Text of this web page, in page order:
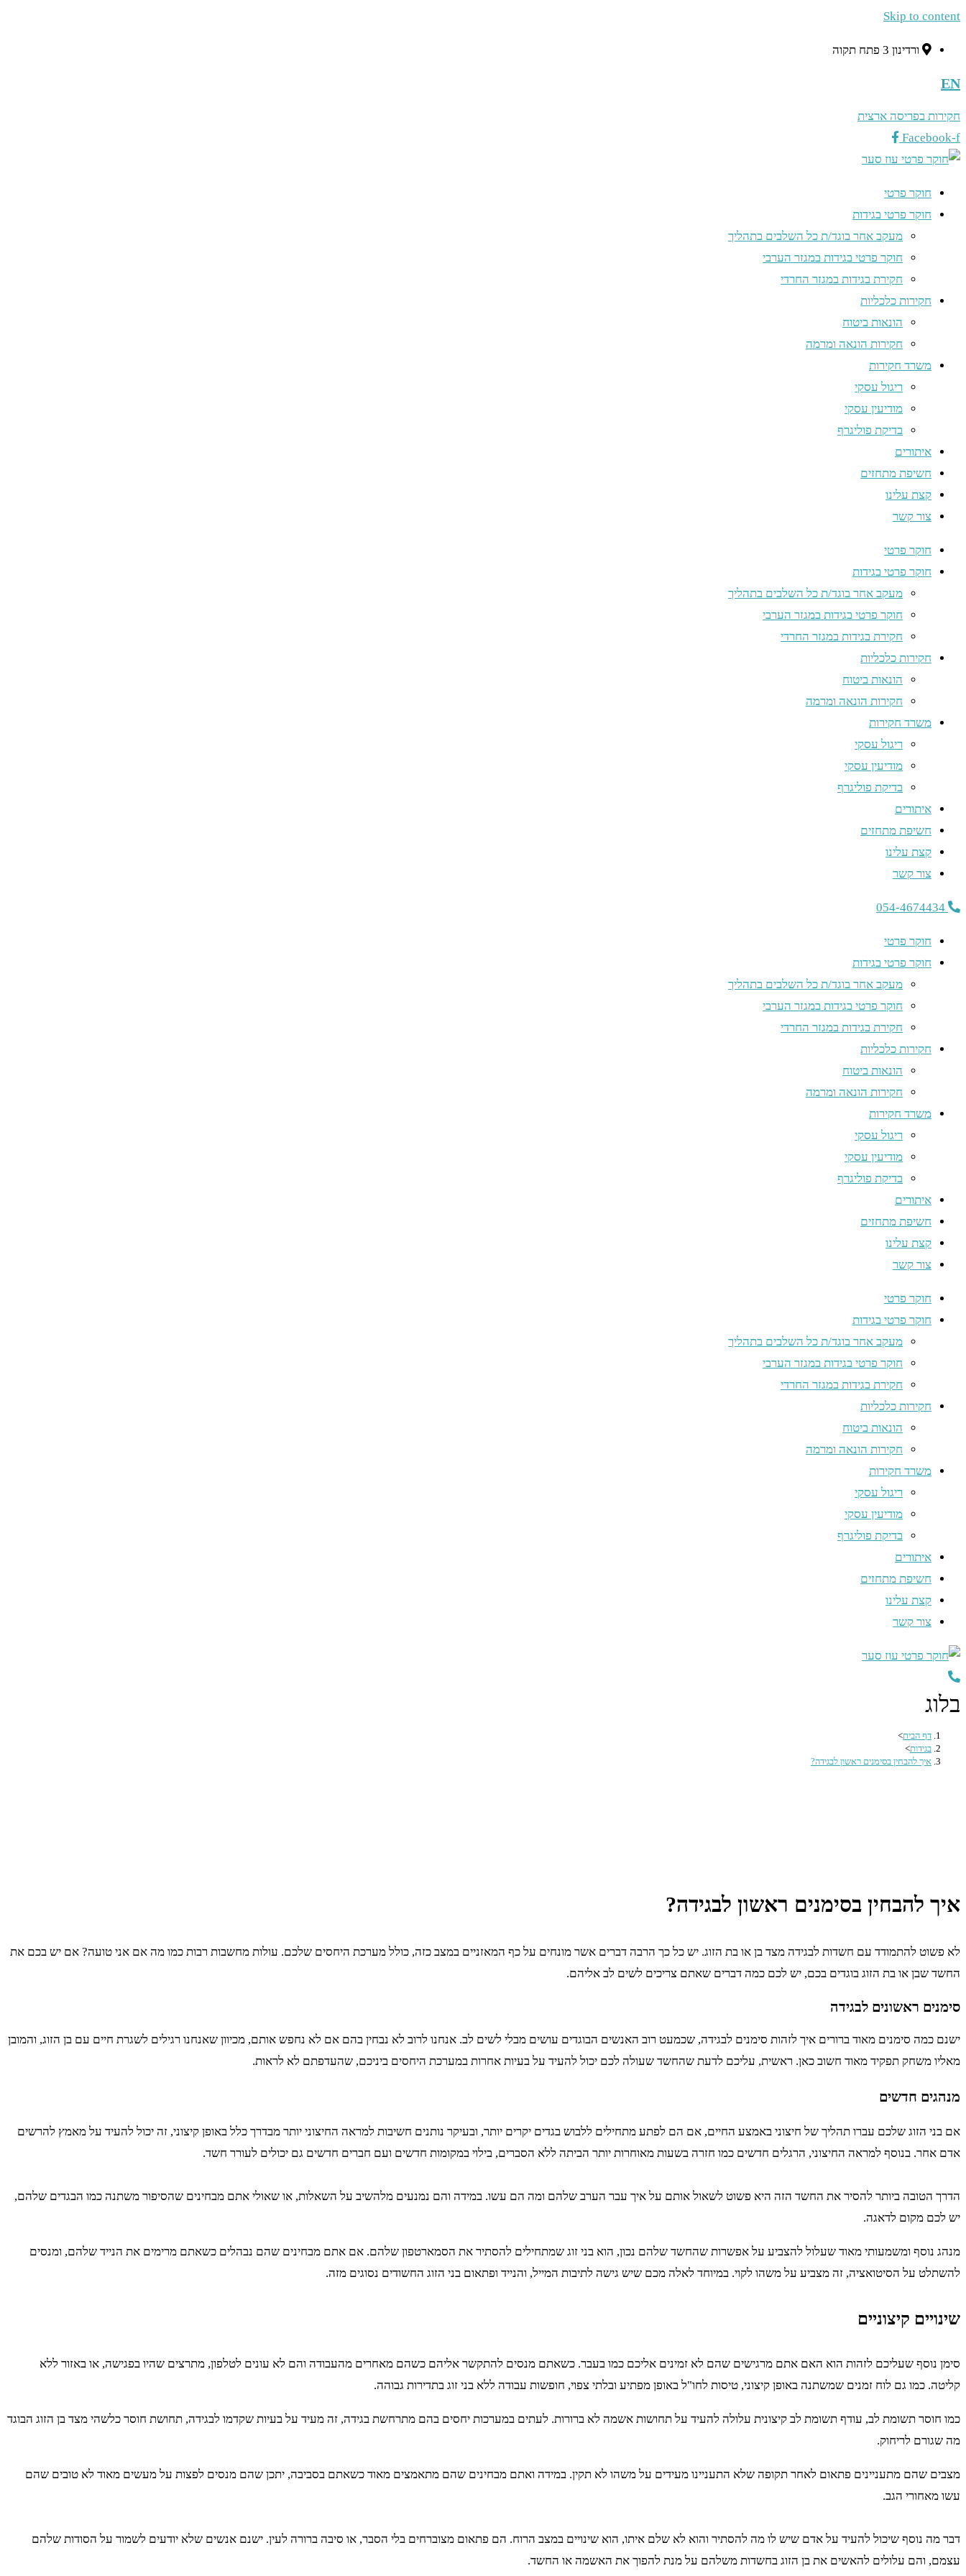
Skip to content
ורדינון 3 פתח תקוה
EN
חקירות בפריסה ארצית
Facebook-f
חוקר פרטי
חוקר פרטי בגידות
מעקב אחר בוגד/ת כל השלבים בתהליך
חוקר פרטי בגידות במגזר הערבי
חקירת בגידות במגזר החרדי
חקירות כלכליות
הונאות ביטוח
חקירות הונאה ומרמה
משרד חקירות
ריגול עסקי
מודיעין עסקי
בדיקת פוליגרף
איתורים
חשיפת מתחזים
קצת עלינו
צור קשר
חוקר פרטי
חוקר פרטי בגידות
מעקב אחר בוגד/ת כל השלבים בתהליך
חוקר פרטי בגידות במגזר הערבי
חקירת בגידות במגזר החרדי
חקירות כלכליות
הונאות ביטוח
חקירות הונאה ומרמה
משרד חקירות
ריגול עסקי
מודיעין עסקי
בדיקת פוליגרף
איתורים
חשיפת מתחזים
קצת עלינו
צור קשר
054-4674434
חוקר פרטי
חוקר פרטי בגידות
מעקב אחר בוגד/ת כל השלבים בתהליך
חוקר פרטי בגידות במגזר הערבי
חקירת בגידות במגזר החרדי
חקירות כלכליות
הונאות ביטוח
חקירות הונאה ומרמה
משרד חקירות
ריגול עסקי
מודיעין עסקי
בדיקת פוליגרף
איתורים
חשיפת מתחזים
קצת עלינו
צור קשר
חוקר פרטי
חוקר פרטי בגידות
מעקב אחר בוגד/ת כל השלבים בתהליך
חוקר פרטי בגידות במגזר הערבי
חקירת בגידות במגזר החרדי
חקירות כלכליות
הונאות ביטוח
חקירות הונאה ומרמה
משרד חקירות
ריגול עסקי
מודיעין עסקי
בדיקת פוליגרף
איתורים
חשיפת מתחזים
קצת עלינו
צור קשר
בלוג
דף הבית>
בגידות>
איך להבחין בסימנים ראשון לבגידה?
איך להבחין בסימנים ראשון לבגידה?
לא פשוט להתמודד עם חשדות לבגידה מצד בן או בת הזוג. יש כל כך הרבה דברים אשר מונחים על כף המאזניים במצב כזה, כולל מערכת היחסים שלכם. עולות מחשבות רבות כמו מה אם אני טועה? אם יש בכם את
החשד שבן או בת הזוג בוגדים בכם, יש לכם כמה דברים שאתם צריכים לשים לב אליהם.
סימנים ראשונים לבגידה
ישנם כמה סימנים מאוד ברורים איך לזהות סימנים לבגידה, שכמעט רוב האנשים הבוגדים עושים מבלי לשים לב. אנחנו לרוב לא נבחין בהם אם לא נחפש אותם, מכיוון שאנחנו רגילים לשגרת חיים עם בן הזוג, והמובן
מאליו משחק תפקיד מאוד חשוב כאן. ראשית, עליכם לדעת שהחשד שעולה לכם יכול להעיד על בעיות אחרות במערכת היחסים ביניכם, שהעדפתם לא לראות.
מנהגים חדשים
אם בני הזוג שלכם עברו תהליך של חיצוני באמצע החיים, אם הם לפתע מתחילים ללבוש בגדים יקרים יותר, ובעיקר נותנים חשיבות למראה החיצוני יותר מבדרך כלל באופן קיצוני, זה יכול להעיד על מאמץ להרשים
אדם אחר. בנוסף למראה החיצוני, הרגלים חדשים כמו חזרה בשעות מאוחרות יותר הביתה ללא הסברים, בילוי במקומות חדשים ועם חברים חדשים גם יכולים לעורר חשד.
הדרך הטובה ביותר להסיר את החשד הזה היא פשוט לשאול אותם על איך עבר הערב שלהם ומה הם עשו. במידה והם נמנעים מלהשיב על השאלות, או שאולי אתם מבחינים שהסיפור משתנה כמו הבגדים שלהם,
יש לכם מקום לדאגה.
מנהג נוסף ומשמעותי מאוד שעלול להצביע על אפשרות שהחשד שלהם נכון, הוא בני זוג שמתחילים להסתיר את הסמארטפון שלהם. אם אתם מבחינים שהם נבהלים כשאתם מרימים את הנייד שלהם, ומנסים
להשתלט על הסיטואציה, זה מצביע על משהו לקוי. במיוחד לאלה מכם שיש גישה לתיבות המייל, והנייד ופתאום בני הזוג החשודים נסוגים מזה.
שינויים קיצוניים
סימן נוסף שעליכם לזהות הוא האם אתם מרגישים שהם לא זמינים אליכם כמו בעבר. כשאתם מנסים להתקשר אליהם כשהם מאחרים מהעבודה והם לא עונים לטלפון, מתרצים שהיו בפגישה, או באזור ללא
קליטה. כמו גם לוח זמנים שמשתנה באופן קיצוני, טיסות לחו"ל באופן מפתיע ובלתי צפוי, חופשות עבודה ללא בני זוג בתדירות גבוהה.
כמו חוסר תשומת לב, עודף תשומת לב קיצונית עלולה להעיד על תחושות אשמה לא ברורות. לעתים במערכות יחסים בהם מתרחשת בגידה, זה מעיד על בעיות שקדמו לבגידה, תחושת חוסר כלשהי מצד בן הזוג הבוגד
מה שגורם לריחוק.
מצבים שהם מתעניינים פתאום לאחר תקופה שלא התעניינו מעידים על משהו לא תקין. במידה ואתם מבחינים שהם מתאמצים מאוד כשאתם בסביבה, יתכן שהם מנסים לפצות על מעשים מאוד לא טובים שהם
עשו מאחורי הגב.
דבר מה נוסף שיכול להעיד על אדם שיש לו מה להסתיר והוא לא שלם איתו, הוא שינויים במצב הרוח. הם פתאום מצוברחים בלי הסבר, או סיבה ברורה לעין. ישנם אנשים שלא יודעים לשמור על הסודות שלהם
עצמם, והם עלולים להאשים את בן הזוג בחשדות משלהם על מנת להפוך את האשמה או החשד.